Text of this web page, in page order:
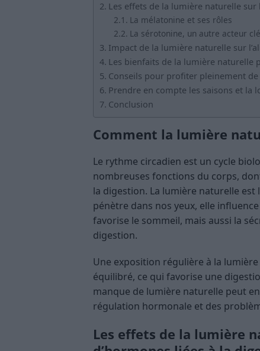
Les effets de la lumière naturelle
La mélatonine et ses rôles
La sérotonine, un autre acteur clé
Impact de la lumière naturelle sur
Les bienfaits de la lumière naturelle
Conseils pour profiter pleinement
Prendre en compte les saisons et la
Conclusion
Comment la lumière
Le rythme circadien est un cycle
nombreuses fonctions du corps,
la digestion. La lumière naturelle est
pénètre dans nos yeux, elle
favorise le sommeil, mais aussi la
digestion.
Une exposition régulière à la
équilibré, ce qui favorise une
manque de lumière naturelle peut
régulation hormonale et des
Les effets de la lumière